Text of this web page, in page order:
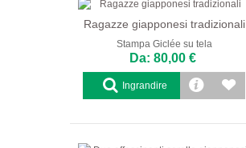
Ragazze giapponesi tradizionali
Stampa Giclée su tela
Da: 80,00 €
Ingrandire